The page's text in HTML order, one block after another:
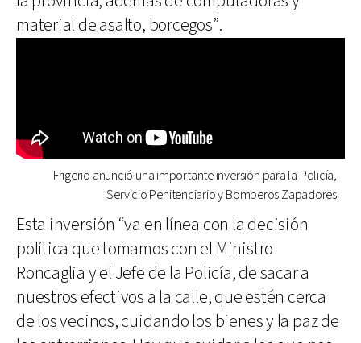
material de asalto, borcegos”.
Frigerio anunció una importante inversión para la Policía,
Servicio Penitenciario y Bomberos Zapadores
Esta inversión “va en línea con la decisión
política que tomamos con el Ministro
Roncaglia y el Jefe de la Policía, de sacar a
nuestros efectivos a la calle, que estén cerca
de los vecinos, cuidando los bienes y la paz de